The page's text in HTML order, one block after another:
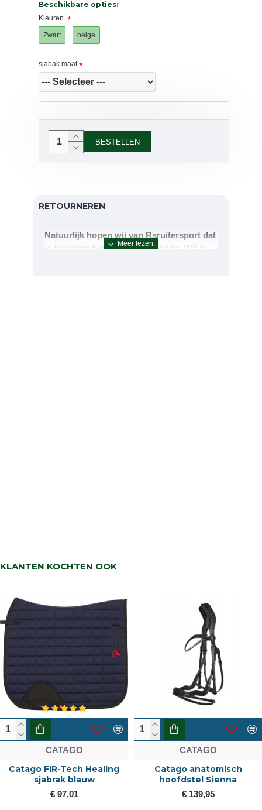
Beschikbare opties:
Kleuren.
Zwart beige
sjabak maat
BESTELLEN
RETOURNEREN
Natuurlijk hopen wij van Rsruitersport dat
je tevreden bent met uw aankoop. Wil je
KLANTEN KOCHTEN OOK
CATAGO
Catago FIR-Tech Healing
sjabrak blauw
€ 97,01
CATAGO
Catago anatomisch
hoofdstel Sienna
€ 139,95